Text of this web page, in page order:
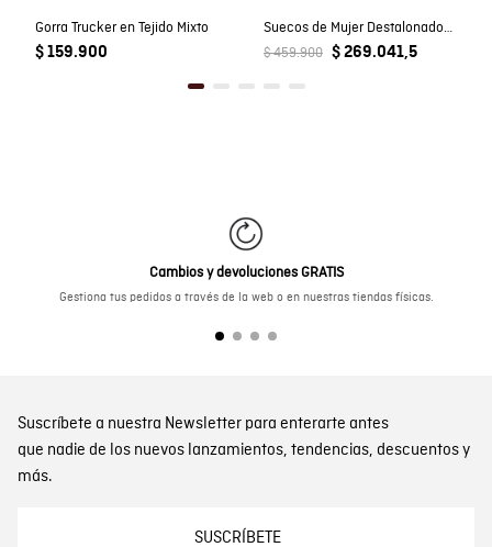
Gorra Trucker en Tejido Mixto
$ 159.900
Suecos de Mujer Destalonados Detalles Western en Cuero Carnaza
$ 459.900 $ 269.041,5
Cambios y devoluciones GRATIS
Gestiona tus pedidos a través de la web o en nuestras tiendas físicas.
Suscríbete a nuestra Newsletter para enterarte antes
que nadie de los nuevos lanzamientos, tendencias, descuentos y
más.
SUSCRÍBETE